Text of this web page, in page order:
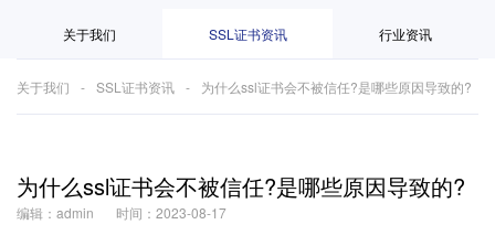
关于我们 SSL证书资讯 行业资讯
关于我们 SSL证书资讯 为什么ssl证书会不被信任?是哪些原因导致的?
为什么ssl证书会不被信任?是哪些原因导致的?
编辑：admin 时间：2023-08-17